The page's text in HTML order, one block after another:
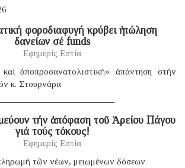
φοροδιαφυγή κρύβει ἡ πώληση
δανείων σέ funds
Εφημερίς Εστία
καί ἀποπροσανατολιστική» ἀπάντηση στήν
κ. Στουρνάρα
τήν ἀπόφαση τοῦ Ἀρείου Πάγου
γιά τούς τόκους!
Εφημερίς Εστία
τῶν νέων, μειωμένων δόσεων